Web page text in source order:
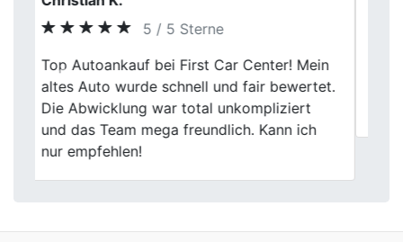
5 / 5 Sterne
Servus, wolte mich bei dem Team für die
unkomplizierte Abwicklung bedanken,
kommen garantiert wieder auf sie zurück.
Previous